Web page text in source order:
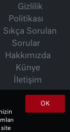
Gizlilik
Politikası
Sıkça Sorulan
Sorular
Hakkımızda
Künye
İletişim
OK
site